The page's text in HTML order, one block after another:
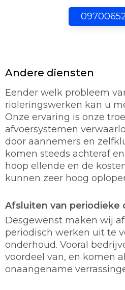
Andere diensten
Eender welk probleem
rioleringswerken kan u
Onze ervaring is onze
afvoersystemen
door aannemers en
komen steeds achteraf
hoop ellende en de
kunnen zeer hoog
Afsluiten van periodieke
Desgewenst maken wij
periodisch werken uit te
onderhoud. Vooral
voordeel van, en komen
onaangename